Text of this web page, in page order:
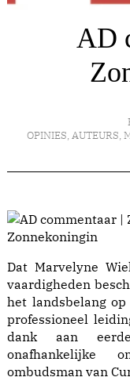
AD
OPINIES, AUTEURS,
Zonnekoningin
Dat Marvelyne
vaardigheden
het landsbelang
professioneel
dank aan
onafhankelijke
ombudsman van